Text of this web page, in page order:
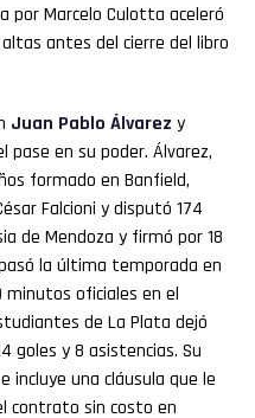
por Marcelo Culotta aceleró
antes del cierre del libro
Juan Pablo Álvarez y
pase en su poder. Álvarez,
formado en Banfield,
Falcioni y disputó 174
de Mendoza y firmó por 18
la última temporada en
minutos oficiales en el
de La Plata dejó
goles y 8 asistencias. Su
incluye una cláusula que le
contrato sin costo en